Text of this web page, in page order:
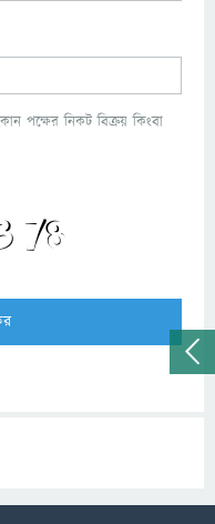
পক্ষের নিকট বিক্রয় কিংবা